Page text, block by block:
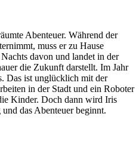
Abenteuer. Während der
muss er zu Hause
davon und landet in der
die Zukunft darstellt. Im Jahr
Das ist unglücklich mit der
in der Stadt und ein Roboter
Kinder. Doch dann wird Iris
das Abenteuer beginnt.